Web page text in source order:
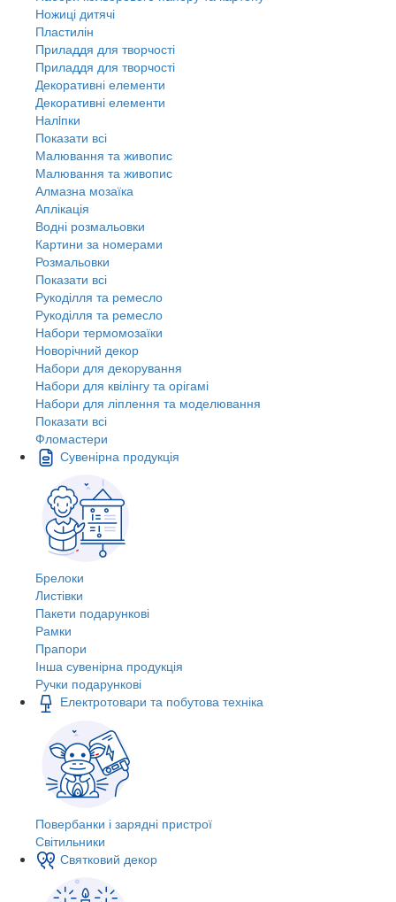
Ножиці дитячі
Пластилін
Приладдя для творчості
Приладдя для творчості
Декоративні елементи
Декоративні елементи
Налiпки
Показати всі
Малювання та живопис
Малювання та живопис
Алмазна мозаїка
Аплікація
Водні розмальовки
Картини за номерами
Розмальовки
Показати всі
Рукоділля та ремесло
Рукоділля та ремесло
Набори термомозаїки
Новорічний декор
Набори для декорування
Набори для квілінгу та орігамі
Набори для ліплення та моделювання
Показати всі
Фломастери
Сувенірна продукція
Брелоки
Листівки
Пакети подарункові
Рамки
Прапори
Інша сувенірна продукція
Ручки подарункові
Електротовари та побутова техніка
Повербанки і зарядні пристрої
Світильники
Святковий декор